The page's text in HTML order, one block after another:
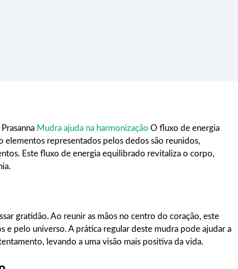
Mudra ajuda na harmonização O fluxo de energia
elementos representados pelos dedos são reunidos,
Este fluxo de energia equilibrado revitaliza o corpo,
gratidão. Ao reunir as mãos no centro do coração, este
e pelo universo. A prática regular deste mudra pode ajudar a
levando a uma visão mais positiva da vida.